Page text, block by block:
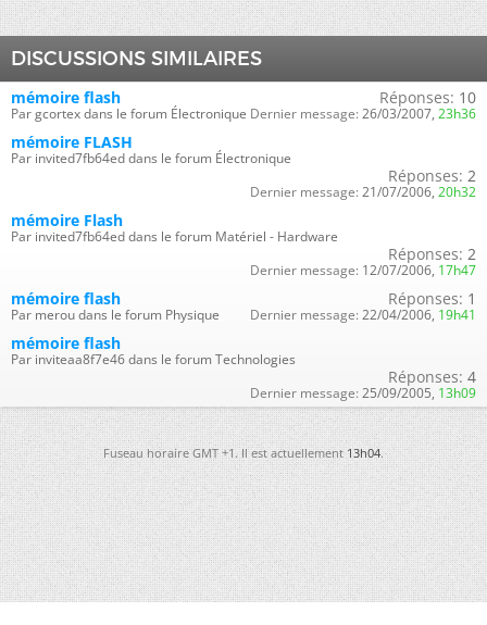
DISCUSSIONS SIMILAIRES
mémoire flash
Par gcortex dans le forum Électronique
Réponses: 10
Dernier message: 26/03/2007, 23h36
mémoire FLASH
Par invited7fb64ed dans le forum Électronique
Réponses: 2
Dernier message: 21/07/2006, 20h32
mémoire Flash
Par invited7fb64ed dans le forum Matériel - Hardware
Réponses: 2
Dernier message: 12/07/2006, 17h47
mémoire flash
Par merou dans le forum Physique
Réponses: 1
Dernier message: 22/04/2006, 19h41
mémoire flash
Par inviteaa8f7e46 dans le forum Technologies
Réponses: 4
Dernier message: 25/09/2005, 13h09
Fuseau horaire GMT +1. Il est actuellement13h04.